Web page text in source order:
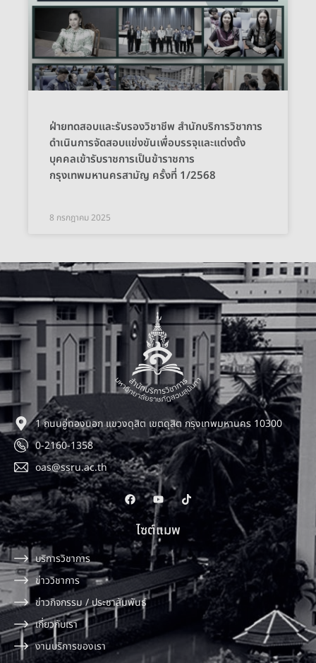
ฝ่ายทดสอบและรับรองวิชาชีพ สำนักบริการวิชาการ
ดำเนินการจัดสอบแข่งขันเพื่อบรรจุและแต่งตั้ง
บุคคลเข้ารับราชการเป็นข้าราชการ
กรุงเทพมหานครสามัญ ครั้งที่ 1/2568
8 กรกฎาคม 2025
1 ถนนอู่ทองนอก แขวงดุสิต เขตดุสิต กรุงเทพมหานคร 10300
0-2160-1358
oas@ssru.ac.th
ไซต์แมพ
บริการวิชาการ
ข่าววิชาการ
ข่าวกิจกรรม / ประชาสัมพันธ์
เกี่ยวกับเรา
งานบริการของเรา